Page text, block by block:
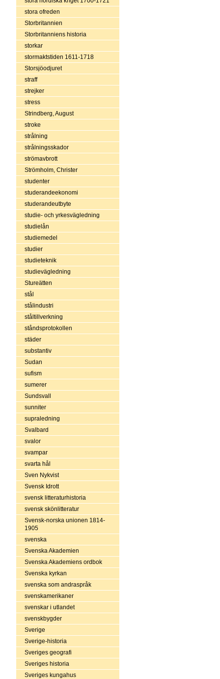
stora ofreden
Storbritannien
Storbritanniens historia
storkar
stormaktstiden 1611-1718
Storsjöodjuret
straff
strejker
stress
Strindberg, August
stroke
strålning
strålningsskador
strömavbrott
Strömholm, Christer
studenter
studerandeekonomi
studerandeutbyte
studie- och yrkesvägledning
studielån
studiemedel
studier
studieteknik
studievägledning
Stureätten
stål
stålindustri
ståltillverkning
ståndsprotokollen
städer
substantiv
Sudan
sufism
sumerer
Sundsvall
sunniter
supraledning
Svalbard
svalor
svampar
svarta hål
Sven Nykvist
Svensk Idrott
svensk litteraturhistoria
svensk skönlitteratur
Svensk-norska unionen 1814-
1905
svenska
Svenska Akademien
Svenska Akademiens ordbok
Svenska kyrkan
svenska som andraspråk
svenskamerikaner
svenskar i utlandet
svenskbygder
Sverige
Sverige-historia
Sveriges geografi
Sveriges historia
Sveriges kungahus